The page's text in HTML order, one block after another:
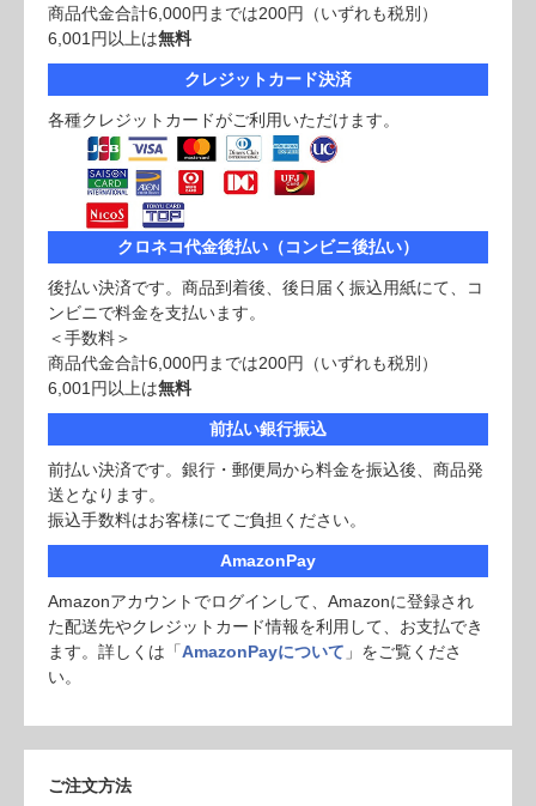
商品代金合計6,000円までは200円（いずれも税別）
6,001円以上は無料
クレジットカード決済
各種クレジットカードがご利用いただけます。
クロネコ代金後払い（コンビニ後払い）
後払い決済です。商品到着後、後日届く振込用紙にて、コ
ンビニで料金を支払います。
＜手数料＞
商品代金合計6,000円までは200円（いずれも税別）
6,001円以上は無料
前払い銀行振込
前払い決済です。銀行・郵便局から料金を振込後、商品発
送となります。
振込手数料はお客様にてご負担ください。
AmazonPay
Amazonアカウントでログインして、Amazonに登録され
た配送先やクレジットカード情報を利用して、お支払でき
ます。詳しくは「AmazonPayについて 」をご覧くださ
い。
ご注文方法